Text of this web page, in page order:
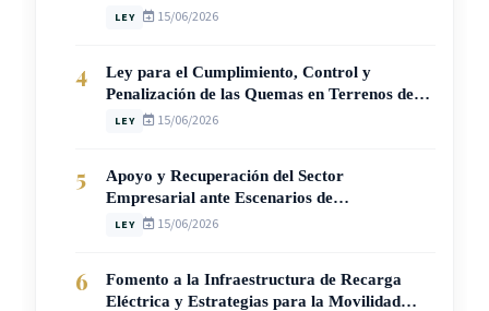
Cítricos en Costa Rica (Ley N° 10950)
LEY 15/06/2026
4
Ley para el Cumplimiento, Control y
Penalización de las Quemas en Terrenos de
Aptitud Agrícola y Pecuaria (Ley N° 10942)
LEY 15/06/2026
5
Apoyo y Recuperación del Sector
Empresarial ante Escenarios de
Vulnerabilidad en Costa Rica (Ley N° 10907)
LEY 15/06/2026
6
Fomento a la Infraestructura de Recarga
Eléctrica y Estrategias para la Movilidad